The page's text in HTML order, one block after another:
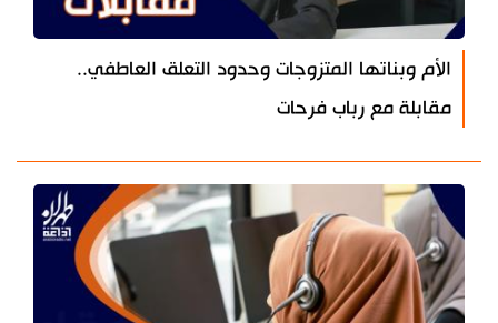
الأم وبناتها المتزوجات وحدود التعلق العاطفي..
مقابلة مع رباب فرحات